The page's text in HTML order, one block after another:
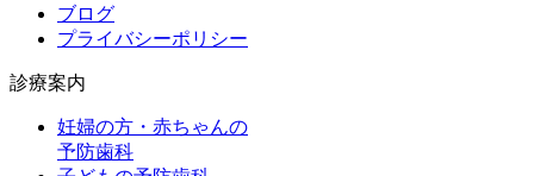
ブログ
プライバシーポリシー
診療案内
妊婦の方・赤ちゃんの
予防歯科